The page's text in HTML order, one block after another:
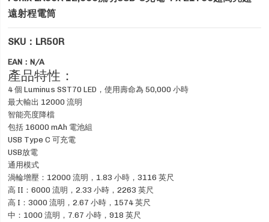
遠射程電筒
SKU：LR50R
EAN：N/A
產品特性：
4 個 Luminus SST70 LED，使用壽命為 50,000 小時
最大輸出 12000 流明
智能亮度降檔
包括 16000 mAh 電池組
USB Type C 可充電
USB放電
通用模式
渦輪增壓：12000 流明，1.83 小時，3116 英尺
高 II：6000 流明，2.33 小時，2263 英尺
高 I：3000 流明，2.67 小時，1574 英尺
中：1000 流明，7.67 小時，918 英尺